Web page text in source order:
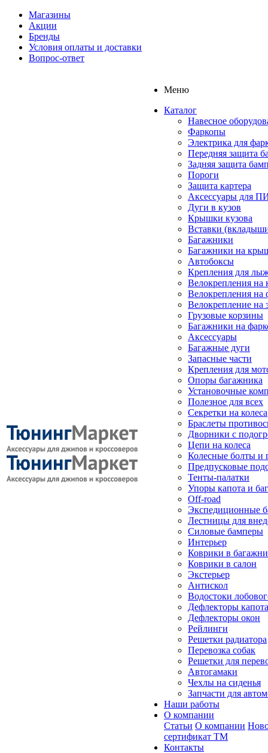
Магазины
Акции
Бренды
Условия оплаты и доставки
Вопрос-ответ
Меню
Каталог
Навесное
Фаркопы
Электрика для
Передняя защита
Задняя защита
Пороги
Защита картера
Аксессуары для
Дуги в кузов
Крышки кузова
Вставки
Багажники
Багажники на
Автобоксы
Крепления для
Велокрепления
Велокрепления на
Велокрепление на
Грузовые корзины
Багажники на
Аксессуары
Багажные дуги
Запасные части
Крепления для
Опоры багажника
Установочные
Полезное для всех
Секретки на колеса
Браслеты
Дворники с
Цепи на колеса
Колесные болты и
Предпусковые
Тенты-палатки
Упоры капота и
Off-road
Экспедиционные
Лестницы для
Силовые бамперы
Интерьер
Коврики в
Коврики в салон
Экстерьер
Антискол
Водостоки
Дефлекторы капота
Дефлекторы окон
Рейлинги
Решетки радиатора
Перевозка собак
Решетки для
Автогамаки
Чехлы на сиденья
Запчасти для
Наши работы
О компании
Статьи О компании
сертификат ТМ
Контакты